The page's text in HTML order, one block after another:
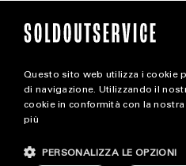
ALL
Drake ha
suo Luna Park
Questo sito web utilizza i cookie
di navigazione. Utilizzando il
cookie in conformità con la
più
PERSONALIZZA LE OPZIONI